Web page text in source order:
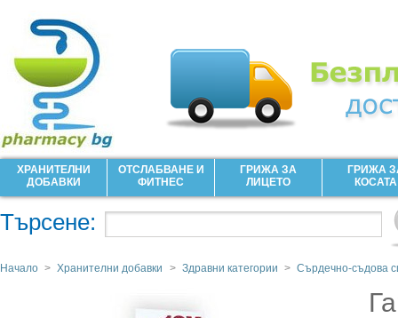
ХРАНИТЕЛНИ
ДОБАВКИ
ОТСЛАБВАНЕ И
ФИТНЕС
ГРИЖА ЗА
ЛИЦЕТО
ГРИЖА
КОСАТА
Търсене:
Начало > Хранителни добавки > Здравни категории > Сърдечно-съдова